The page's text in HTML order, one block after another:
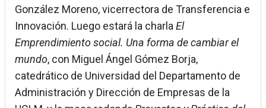
González Moreno, vicerrectora de Transferencia e
Innovación. Luego estará la charla El
Emprendimiento social. Una forma de cambiar el
mundo, con Miguel Ángel Gómez Borja,
catedrático de Universidad del Departamento de
Administración y Dirección de Empresas de la